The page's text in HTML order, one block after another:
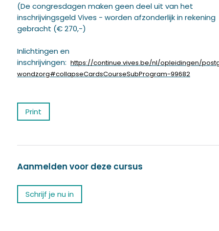
(De congresdagen maken geen deel uit van het
inschrijvingsgeld Vives - worden afzonderlijk in rekening
gebracht (€ 270,-)
Inlichtingen en
inschrijvingen: https://continue.vives.be/nl/opleidingen/
wondzorg#collapseCardsCourseSubProgram-99682
Print
Aanmelden voor deze cursus
Schrijf je nu in